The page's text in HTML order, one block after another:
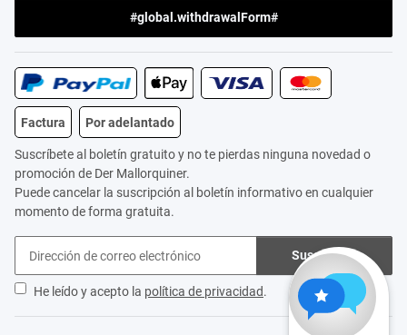
#global.withdrawalForm#
Factura Por adelantado
Suscríbete al boletín gratuito y no te pierdas ninguna novedad o
promoción de Der Mallorquiner.
Puede cancelar la suscripción al boletín informativo en cualquier
momento de forma gratuita.
Suscribirse
He leído y acepto la política de privacidad.